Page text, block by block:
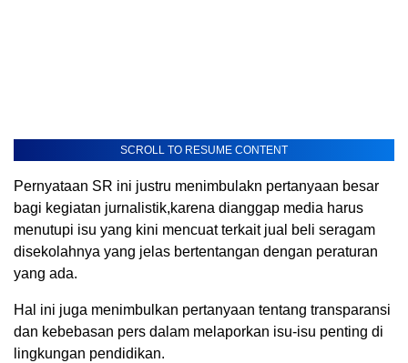
SCROLL TO RESUME CONTENT
Pernyataan SR ini justru menimbulakn pertanyaan besar
bagi kegiatan jurnalistik,karena dianggap media harus
menutupi isu yang kini mencuat terkait jual beli seragam
disekolahnya yang jelas bertentangan dengan peraturan
yang ada.
Hal ini juga menimbulkan pertanyaan tentang transparansi
dan kebebasan pers dalam melaporkan isu-isu penting di
lingkungan pendidikan.